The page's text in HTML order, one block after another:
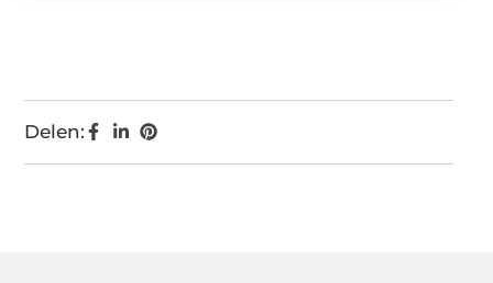
Delen: